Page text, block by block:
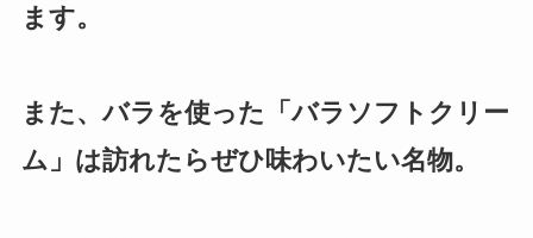
ます。
また、バラを使った「バラソフトクリー
ム」は訪れたらぜひ味わいたい名物。